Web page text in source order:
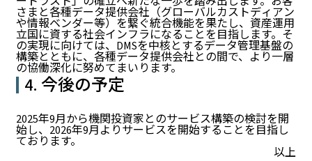
さまと各種データ提供会社（グローバルカストディアン
や情報ベンダー等）を繋ぐ統合機能を果たし、資産運用
立国に資する社会インフラになることを目指します。そ
の実現に向けては、DMSを中核とするデータ管理基盤の
構築とともに、各種データ提供会社との間で、より一層
の協働深化に努めてまいります。
4. 今後の予定
2025年9月から機関投資家とのサービス構築の検討を開
始し、2026年9月よりサービスを開始することを目指し
ております。
以上